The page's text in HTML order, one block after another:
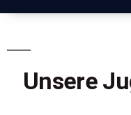
Unsere